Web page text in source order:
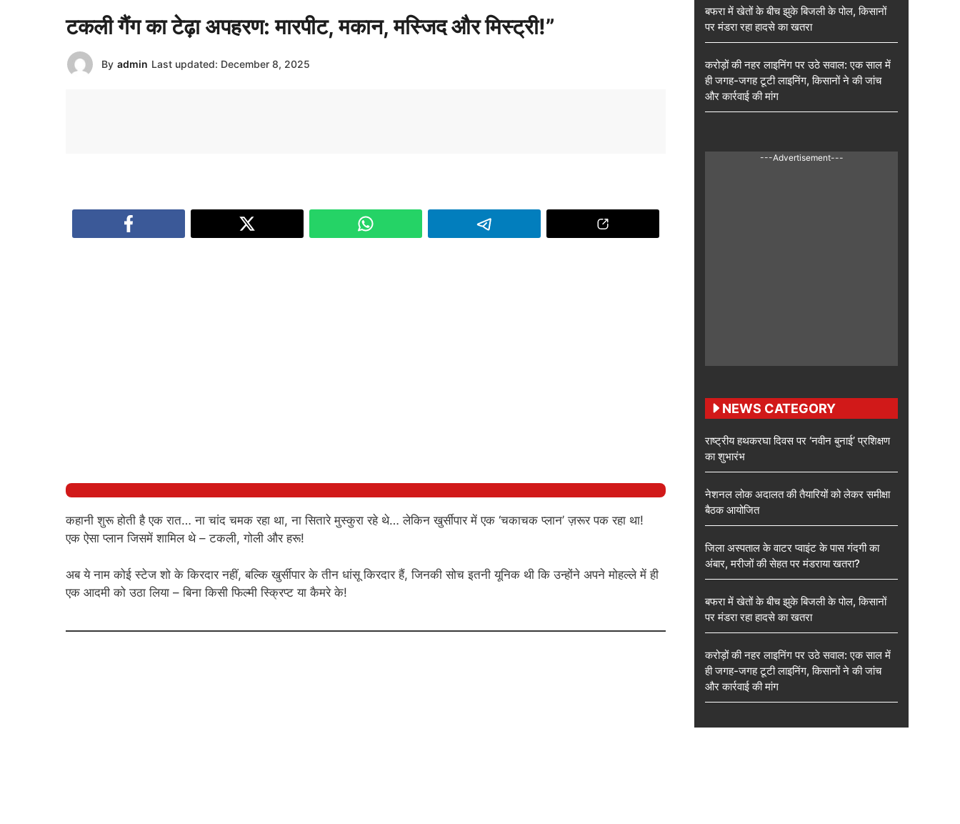
टकली गैंग का टेढ़ा अपहरण: मारपीट, मकान, मस्जिद और मिस्ट्री!”
By admin Last updated: December 8, 2025
कहानी शुरू होती है एक रात… ना चांद चमक रहा था, ना सितारे मुस्कुरा रहे थे… लेकिन खुर्सीपार में एक ‘चकाचक प्लान’ ज़रूर पक रहा था!
एक ऐसा प्लान जिसमें शामिल थे – टकली, गोली और हरू!
अब ये नाम कोई स्टेज शो के किरदार नहीं, बल्कि खुर्सीपार के तीन धांसू किरदार हैं, जिनकी सोच इतनी यूनिक थी कि उन्होंने अपने मोहल्ले में ही
एक आदमी को उठा लिया – बिना किसी फिल्मी स्क्रिप्ट या कैमरे के!
बफरा में खेतों के बीच झुके बिजली के पोल, किसानों
पर मंडरा रहा हादसे का खतरा
करोड़ों की नहर लाइनिंग पर उठे सवाल: एक साल में
ही जगह-जगह टूटी लाइनिंग, किसानों ने की जांच
और कार्रवाई की मांग
---Advertisement---
NEWS CATEGORY
राष्ट्रीय हथकरघा दिवस पर ‘नवीन बुनाई’ प्रशिक्षण
का शुभारंभ
नेशनल लोक अदालत की तैयारियों को लेकर समीक्षा
बैठक आयोजित
जिला अस्पताल के वाटर प्वाइंट के पास गंदगी का
अंबार, मरीजों की सेहत पर मंडराया खतरा?
बफरा में खेतों के बीच झुके बिजली के पोल, किसानों
पर मंडरा रहा हादसे का खतरा
करोड़ों की नहर लाइनिंग पर उठे सवाल: एक साल में
ही जगह-जगह टूटी लाइनिंग, किसानों ने की जांच
और कार्रवाई की मांग